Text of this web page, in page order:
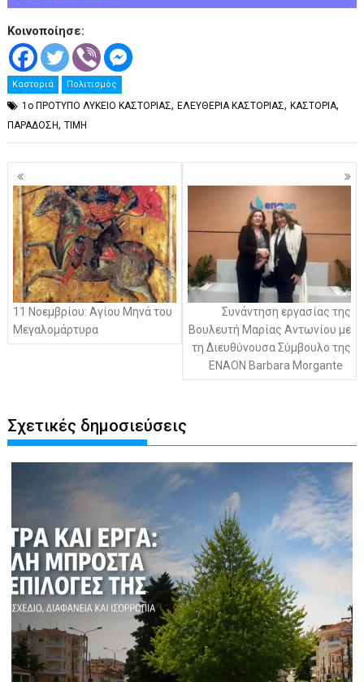
Κοινοποίησε:
Καστοριά Πολιτισμός
1ο ΠΡΟΤΥΠΟ ΛΥΚΕΙΟ ΚΑΣΤΟΡΙΑΣ,ΕΛΕΥΘΕΡΙΑ ΚΑΣΤΟΡΙΑΣ,ΚΑΣΤΟΡΙΑ,
ΠΑΡΑΔΟΣΗ,ΤΙΜΗ
Πλοήγηση
άρθρων
11 Νοεμβρίου: Αγίου Μηνά του
Μεγαλομάρτυρα
Συνάντηση εργασίας της
Βουλευτή Μαρίας Αντωνίου με
τη Διευθύνουσα Σύμβουλο της
ΕΝΑΟΝ Barbara Morgante
Σχετικές δημοσιεύσεις